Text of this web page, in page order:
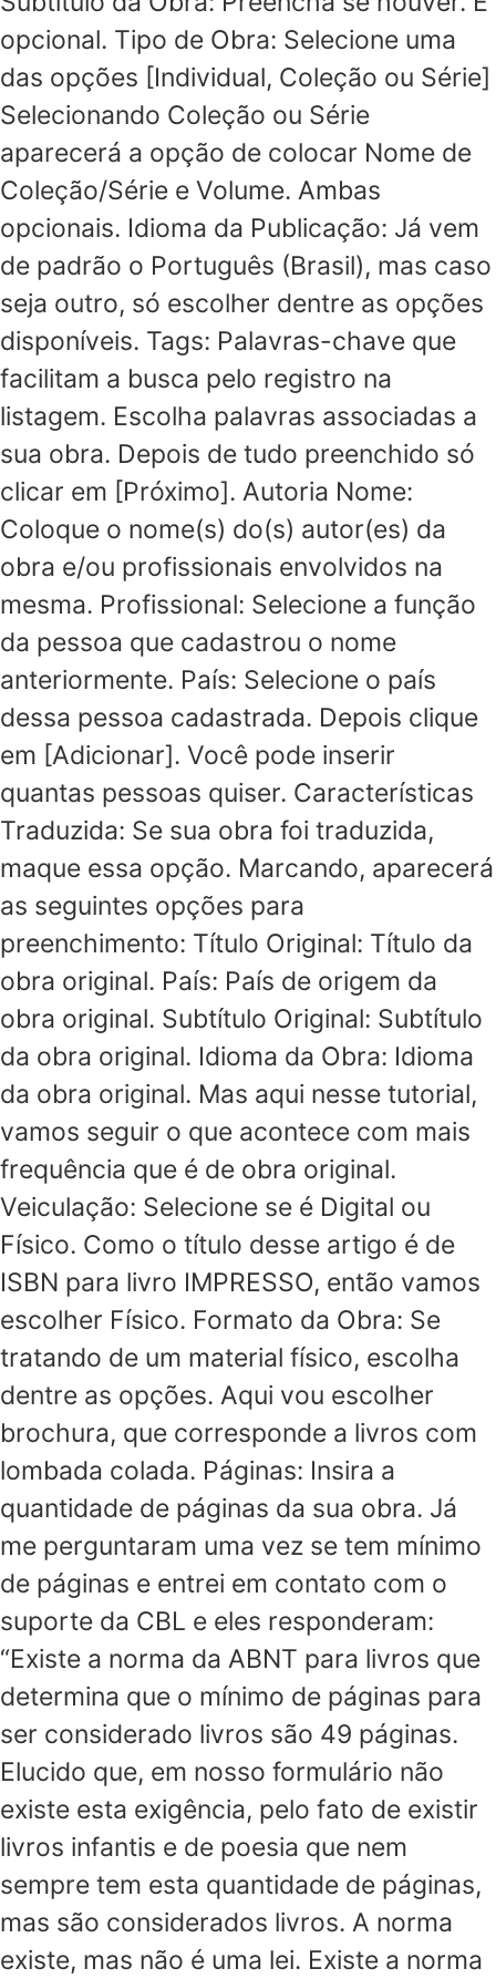
opcional. Tipo de Obra: Selecione uma
das opções [Individual, Coleção ou Série]
Selecionando Coleção ou Série
aparecerá a opção de colocar Nome de
Coleção/Série e Volume. Ambas
opcionais. Idioma da Publicação: Já vem
de padrão o Português (Brasil), mas caso
seja outro, só escolher dentre as opções
disponíveis. Tags: Palavras-chave que
facilitam a busca pelo registro na
listagem. Escolha palavras associadas a
sua obra. Depois de tudo preenchido só
clicar em [Próximo]. Autoria Nome:
Coloque o nome(s) do(s) autor(es) da
obra e/ou profissionais envolvidos na
mesma. Profissional: Selecione a função
da pessoa que cadastrou o nome
anteriormente. País: Selecione o país
dessa pessoa cadastrada. Depois clique
em [Adicionar]. Você pode inserir
quantas pessoas quiser. Características
Traduzida: Se sua obra foi traduzida,
maque essa opção. Marcando, aparecerá
as seguintes opções para
preenchimento: Título Original: Título da
obra original. País: País de origem da
obra original. Subtítulo Original: Subtítulo
da obra original. Idioma da Obra: Idioma
da obra original. Mas aqui nesse tutorial,
vamos seguir o que acontece com mais
frequência que é de obra original.
Veiculação: Selecione se é Digital ou
Físico. Como o título desse artigo é de
ISBN para livro IMPRESSO, então vamos
escolher Físico. Formato da Obra: Se
tratando de um material físico, escolha
dentre as opções. Aqui vou escolher
brochura, que corresponde a livros com
lombada colada. Páginas: Insira a
quantidade de páginas da sua obra. Já
me perguntaram uma vez se tem mínimo
de páginas e entrei em contato com o
suporte da CBL e eles responderam:
“Existe a norma da ABNT para livros que
determina que o mínimo de páginas para
ser considerado livros são 49 páginas.
Elucido que, em nosso formulário não
existe esta exigência, pelo fato de existir
livros infantis e de poesia que nem
sempre tem esta quantidade de páginas,
mas são considerados livros. A norma
existe, mas não é uma lei. Existe a norma